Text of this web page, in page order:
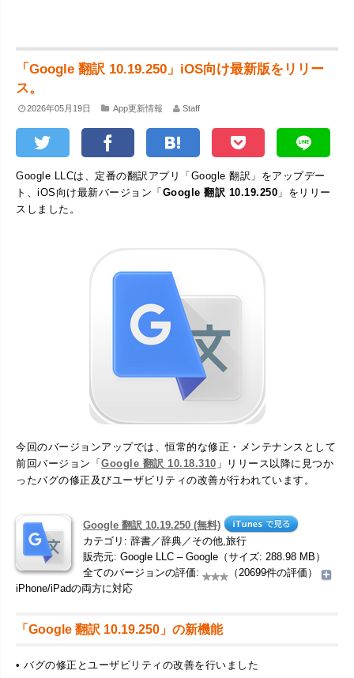
「Google 翻訳 10.19.250」iOS向け最新版をリリー
ス。
2026年05月19日 App更新情報 Staff
Google LLCは、定番の翻訳アプリ「Google 翻訳」をアップデー
ト、iOS向け最新バージョン「Google 翻訳 10.19.250 」をリリー
スしました。
今回のバージョンアップでは、恒常的な修正・メンテナンスとして
前回バージョン「Google 翻訳 10.18.310 」リリース以降に見つか
ったバグの修正及びユーザビリティの改善が行われています。
Google 翻訳 10.19.250 (無料)
カテゴリ: 辞書／辞典／その他,旅行
販売元: Google LLC – Google（サイズ: 288.98 MB）
全てのバージョンの評価:
（20699件の評価）
iPhone/iPadの両方に対応
「Google 翻訳 10.19.250」の新機能
• バグの修正とユーザビリティの改善を行いました